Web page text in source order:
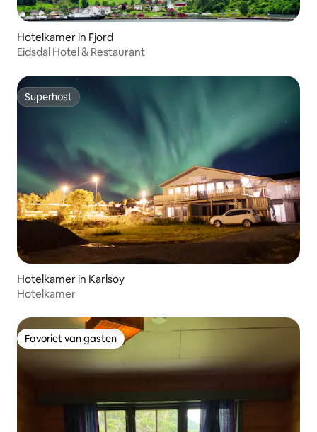
Hotelkamer in Fjord
Eidsdal Hotel & Restaurant
Superhost
Superhost
Hotelkamer in Karlsoy
Hotelkamer
Favoriet van gasten
Favoriet van gasten